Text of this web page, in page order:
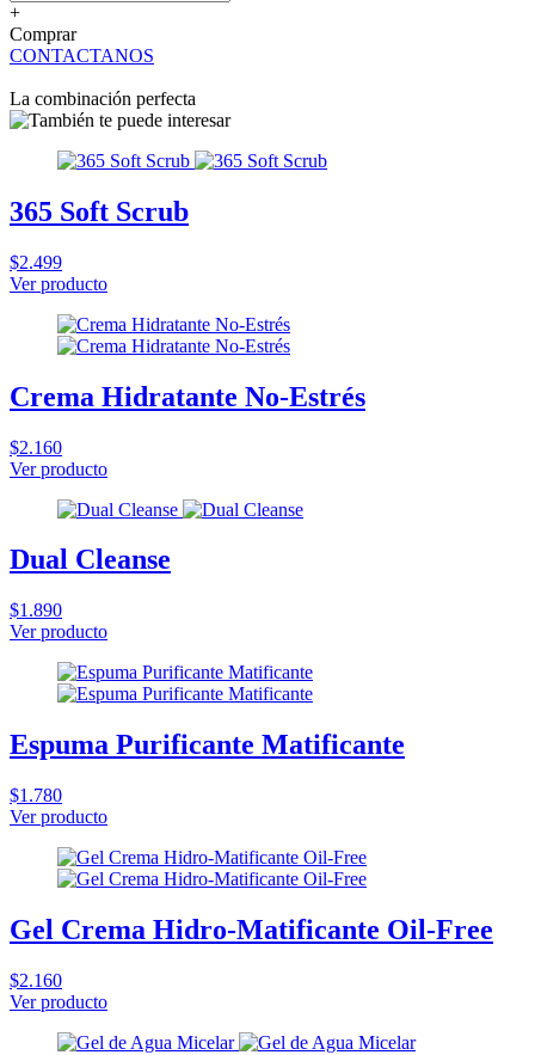
+
Comprar
CONTACTANOS
La combinación perfecta
365 Soft Scrub
$2.499
Ver producto
Crema Hidratante No-Estrés
$2.160
Ver producto
Dual Cleanse
$1.890
Ver producto
Espuma Purificante Matificante
$1.780
Ver producto
Gel Crema Hidro-Matificante Oil-Free
$2.160
Ver producto